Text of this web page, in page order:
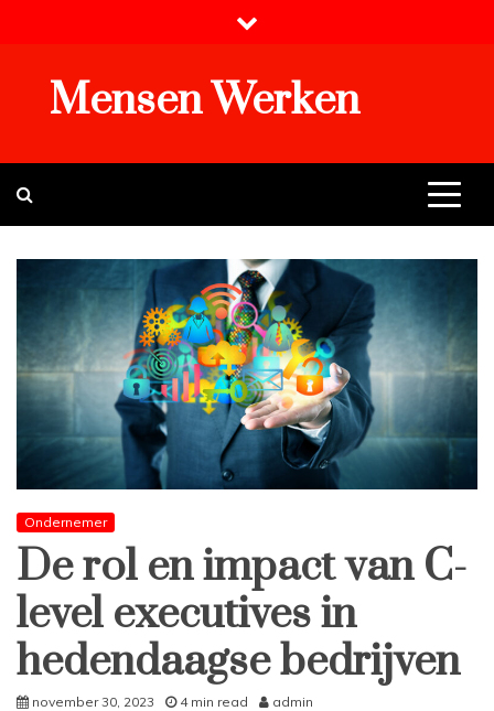
Mensen Werken
Ondernemer
De rol en impact van C-
level executives in
hedendaagse bedrijven
november 30, 2023 4 min read admin